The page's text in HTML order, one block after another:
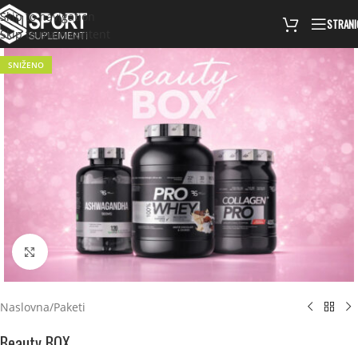
Skip to navigation
Skip to main content
SNIŽENO
Click to enlarge
Naslovna/Paketi